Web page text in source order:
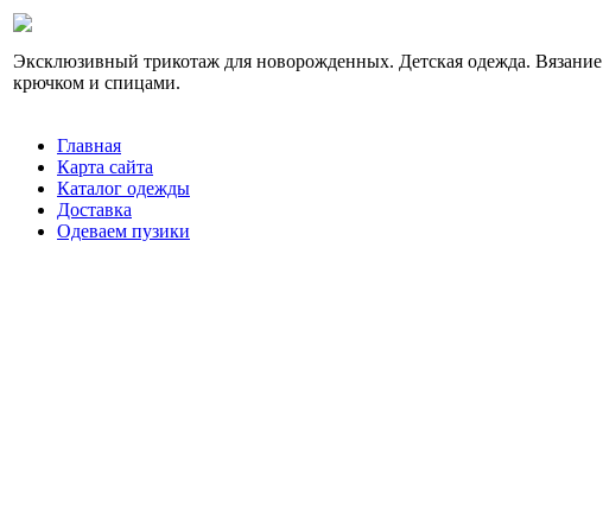
Эксклюзивный трикотаж для новорожденных. Детская одежда. Вязание
крючком и спицами.
Главная
Карта сайта
Каталог одежды
Доставка
Одеваем пузики